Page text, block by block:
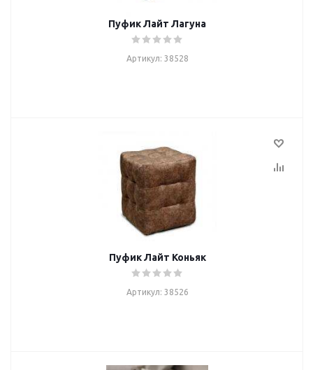
Пуфик Лайт Лагуна
Артикул: 38528
Пуфик Лайт Коньяк
Артикул: 38526